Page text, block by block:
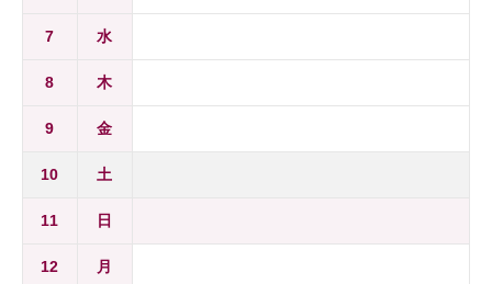
7 水
8 木
9 金
10 土
11 日
12 月